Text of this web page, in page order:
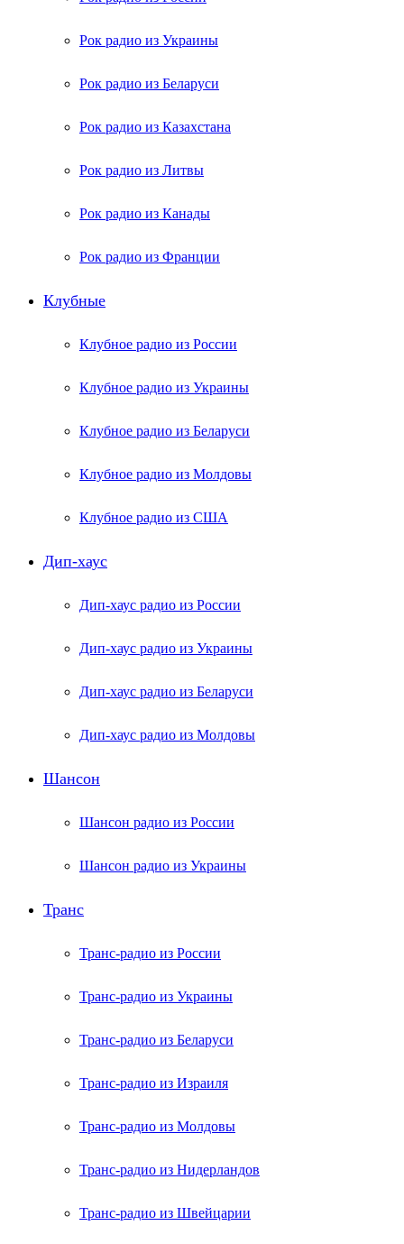
Рок радио из Украины
Рок радио из Беларуси
Рок радио из Казахстана
Рок радио из Литвы
Рок радио из Канады
Рок радио из Франции
Клубные
Клубное радио из России
Клубное радио из Украины
Клубное радио из Беларуси
Клубное радио из Молдовы
Клубное радио из США
Дип-хаус
Дип-хаус радио из России
Дип-хаус радио из Украины
Дип-хаус радио из Беларуси
Дип-хаус радио из Молдовы
Шансон
Шансон радио из России
Шансон радио из Украины
Транс
Транс-радио из России
Транс-радио из Украины
Транс-радио из Беларуси
Транс-радио из Израиля
Транс-радио из Молдовы
Транс-радио из Нидерландов
Транс-радио из Швейцарии